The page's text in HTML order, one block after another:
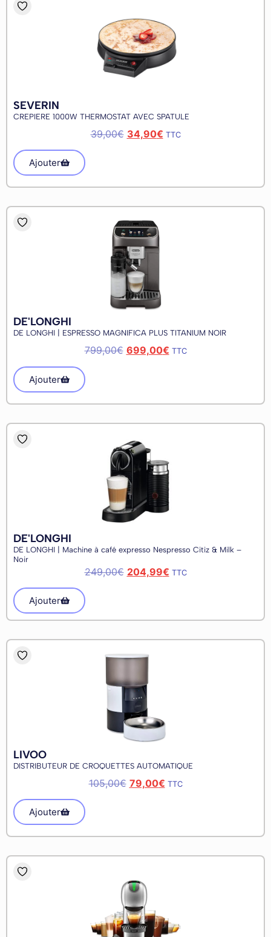
SEVERIN
CREPIERE 1000W THERMOSTAT AVEC SPATULE
39,00€ 34,90€ TTC
Ajouter
DE'LONGHI
DE LONGHI | ESPRESSO MAGNIFICA PLUS TITANIUM NOIR
799,00€ 699,00€ TTC
Ajouter
DE'LONGHI
DE LONGHI | Machine à café expresso Nespresso Citiz & Milk –
Noir
249,00€ 204,99€ TTC
Ajouter
LIVOO
DISTRIBUTEUR DE CROQUETTES AUTOMATIQUE
105,00€ 79,00€ TTC
Ajouter